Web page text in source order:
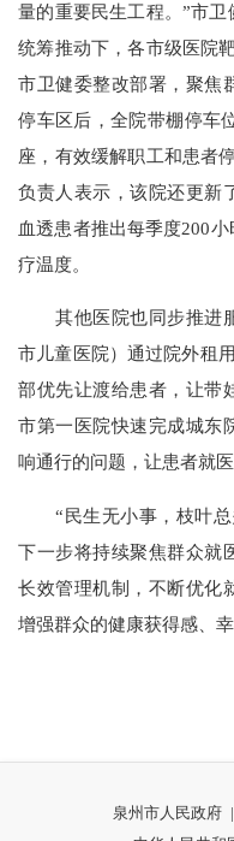
量的重要民生工程。”市
统筹推动下，各市级医院
市卫健委整改部署，聚焦
停车区后，全院带棚停车
座，有效缓解职工和患者
负责人表示，该院还更新
血透患者推出每季度200
疗温度。
其他医院也同步推进服
市儿童医院）通过院外租
部优先让渡给患者，让带
市第一医院快速完成城东
响通行的问题，让患者就医
“民生无小事，枝叶总
下一步将持续聚焦群众就
长效管理机制，不断优化
增强群众的健康获得感、幸
泉州市人民政府 |